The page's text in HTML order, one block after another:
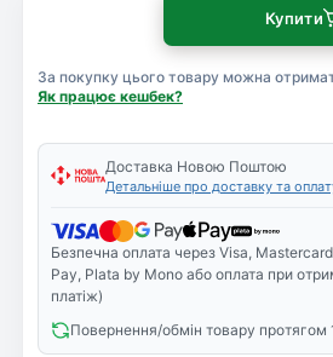
За покупку цього товару можна
Як працює кешбек?
Купити
Доставка Новою Поштою
Детальніше про доставку та
Безпечна оплата через Visa,
Pay, Plata by Mono або оплата при
платіж)
Повернення/обмін товару протягом